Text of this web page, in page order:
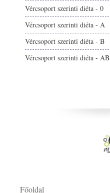
Vércsoport szerinti diéta - 0
Vércsoport szerinti diéta - A
Vércsoport szerinti diéta - B
Vércsoport szerinti diéta - AB
Főoldal